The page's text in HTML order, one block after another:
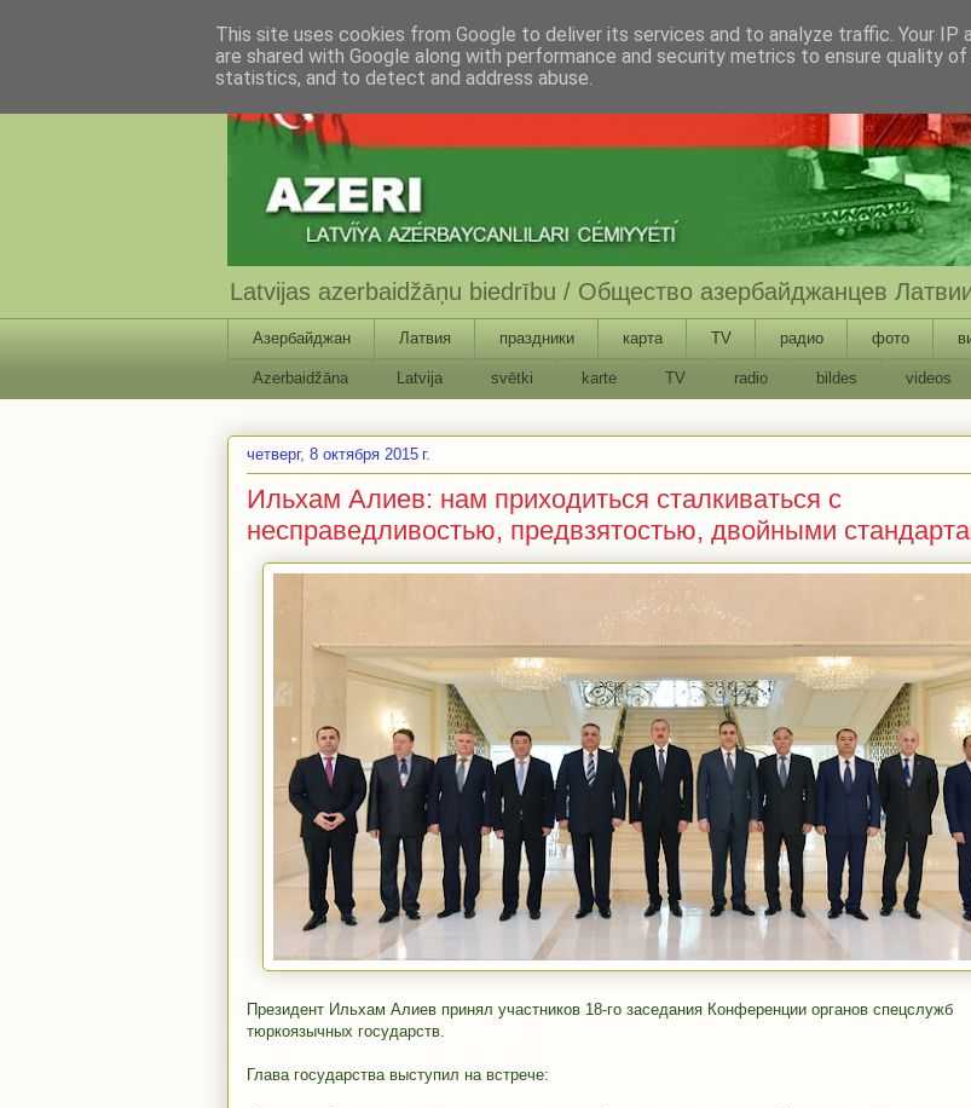
Latvijas azerbaidžāņu biedrību / Общество азербайджанцев
Азербайджан Латвия праздники карта TV радио фото
Azerbaidžāna Latvija svētki karte TV radio bildes videos
четверг, 8 октября 2015 г.
Ильхам Алиев: нам приходиться сталкиваться с
несправедливостью, предвзятостью, двойными
Президент Ильхам Алиев принял участников 18-го заседания Конференции органов спецслужб
тюркоязычных государств.
Глава государства выступил на встрече:
This site uses cookies from Google to deliver its services and to analyze traffic. Your IP
are shared with Google along with performance and security metrics to ensure quality
statistics, and to detect and address abuse.